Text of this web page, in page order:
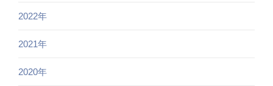
2022年
2021年
2020年